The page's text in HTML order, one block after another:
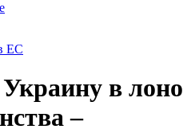
ЕС
в лоно
–